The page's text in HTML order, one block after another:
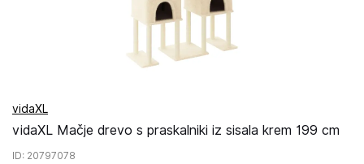
vidaXL
vidaXL Mačje drevo s praskalniki iz sisala krem 199 cm
ID: 20797078